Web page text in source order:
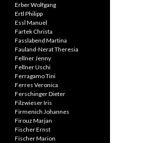
Erber Wolfgang
Ertl Philipp
Essl Manuel
Fartek Christa
Fasslabend Martina
Fauland-Nerat Theresia
Fellner Jenny
Fellner Uschi
Ferragamo Tini
Ferres Veronica
Ferschinger Dieter
Filzwieser Iris
Firmenich Johannes
Firouz Marjan
Fischer Ernst
Fischer Marion